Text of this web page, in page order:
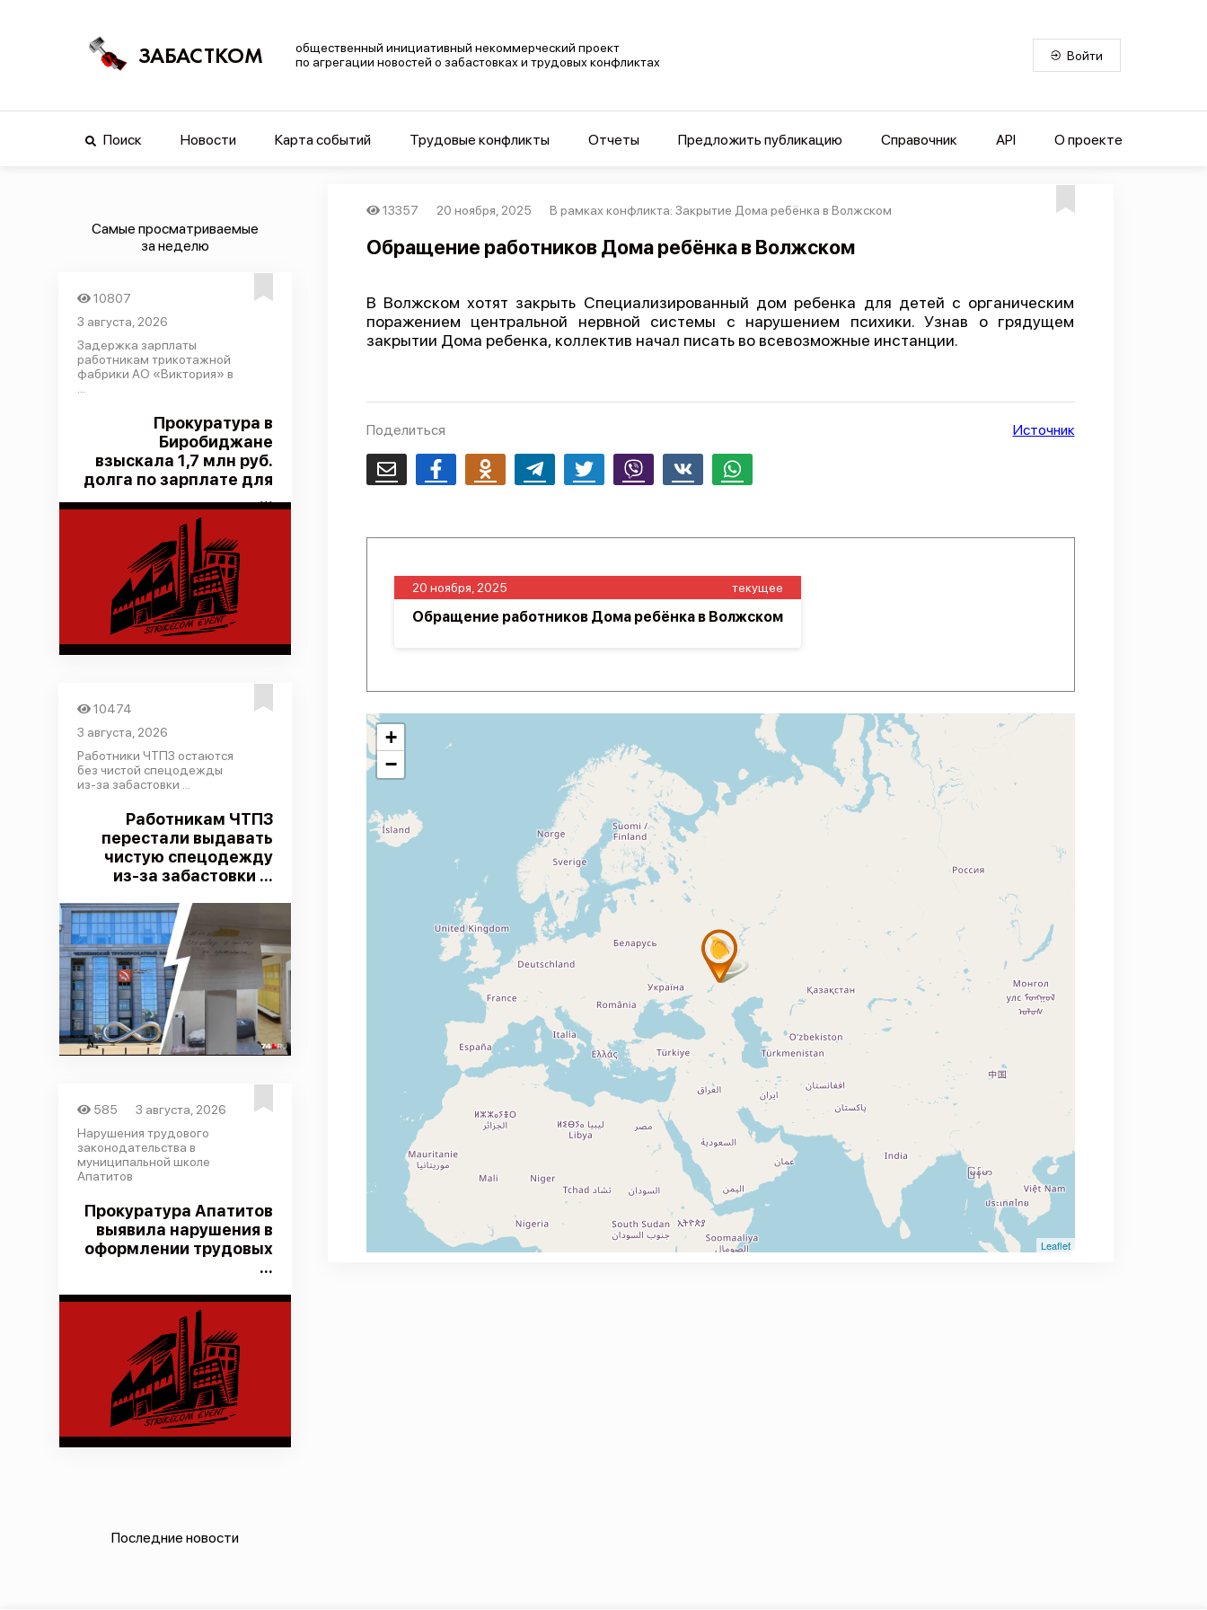
ЗАБАСТКОМ
общественный инициативный некоммерческий проект
по агрегации новостей о забастовках и трудовых конфликтах
Войти
Поиск Новости Карта событий Трудовые конфликты Отчеты Предложить публикацию Справочник API О проекте
Самые просматриваемые
за неделю
10807
3 августа, 2026
Задержка зарплаты
работникам трикотажной
фабрики АО «Виктория» в
Прокуратура в
Биробиджане
взыскала 1,7 млн руб.
долга по зарплате для
...
10474
3 августа, 2026
Работники ЧТПЗ остаются
без чистой спецодежды
из-за забастовки ...
Работникам ЧТПЗ
перестали выдавать
чистую спецодежду
из-за забастовки ...
585
3 августа, 2026
Нарушения трудового
законодательства в
муниципальной школе
Апатитов
Прокуратура Апатитов
выявила нарушения в
оформлении трудовых
...
Последние новости
13357 20 ноября, 2025 В рамках конфликта: Закрытие Дома ребёнка в Волжском
Обращение работников Дома ребёнка в Волжском
В Волжском хотят закрыть Специализированный дом ребенка для детей с органическим
поражением центральной нервной системы с нарушением психики. Узнав о грядущем
закрытии Дома ребенка, коллектив начал писать во всевозможные инстанции.
Поделиться
Email FacebookOdnoklassnikiTelegram Twitter Viber Whatsapp
Источник
20 ноября, 2025 текущее
Обращение работников Дома ребёнка в Волжском
+
−
Leaflet